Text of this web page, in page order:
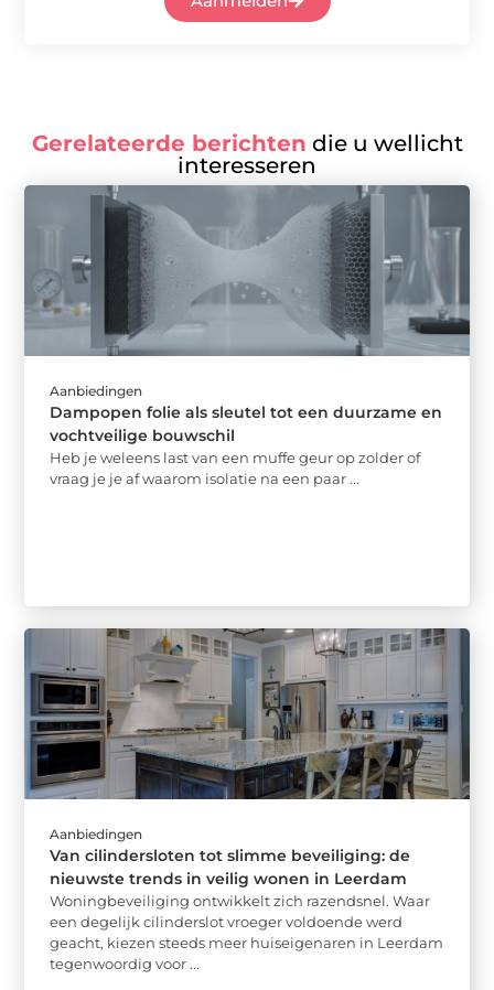
Gerelateerde berichten die u wellicht
interesseren
Aanbiedingen
Dampopen folie als sleutel tot een duurzame en
vochtveilige bouwschil
Heb je weleens last van een muffe geur op zolder of
vraag je je af waarom isolatie na een paar ...
Aanbiedingen
Van cilindersloten tot slimme beveiliging: de
nieuwste trends in veilig wonen in Leerdam
Woningbeveiliging ontwikkelt zich razendsnel. Waar
een degelijk cilinderslot vroeger voldoende werd
geacht, kiezen steeds meer huiseigenaren in Leerdam
tegenwoordig voor ...